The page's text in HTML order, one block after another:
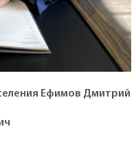
Ефимов Дмитрий